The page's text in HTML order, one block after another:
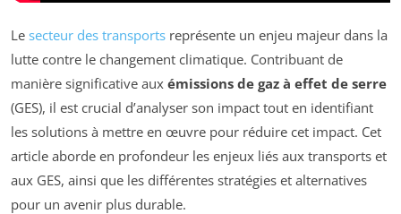
Le secteur des transports représente un enjeu majeur dans la
lutte contre le changement climatique. Contribuant de
manière significative aux émissions de gaz à effet de serre
(GES), il est crucial d’analyser son impact tout en identifiant
les solutions à mettre en œuvre pour réduire cet impact. Cet
article aborde en profondeur les enjeux liés aux transports et
aux GES, ainsi que les différentes stratégies et alternatives
pour un avenir plus durable.